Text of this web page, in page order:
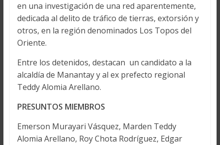
en una investigación de una red aparentemente,
dedicada al delito de tráfico de tierras, extorsión y
otros, en la región denominados Los Topos del
Oriente.
Entre los detenidos, destacan un candidato a la
alcaldía de Manantay y al ex prefecto regional
Teddy Alomia Arellano.
PRESUNTOS MIEMBROS
Emerson Murayari Vásquez, Marden Teddy
Alomia Arellano, Roy Chota Rodríguez, Edgar